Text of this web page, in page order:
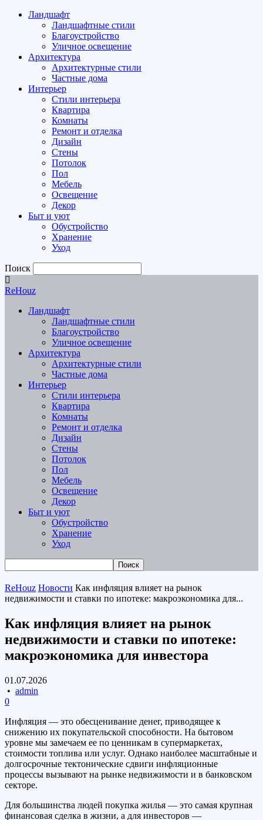
Ландшафт
Ландшафтные стили
Благоустройство
Уличное освещение
Архитектура
Архитектурные стили
Частные дома
Интерьер
Стили интерьера
Квартира
Комнаты
Ремонт и отделка
Дизайн
Стены
Потолок
Пол
Мебель
Освещение
Декор
Быт и уют
Обустройство
Хранение
Уход
Поиск
ReHouz
Ландшафт
Ландшафтные стили
Благоустройство
Уличное освещение
Архитектура
Архитектурные стили
Частные дома
Интерьер
Стили интерьера
Квартира
Комнаты
Ремонт и отделка
Дизайн
Стены
Потолок
Пол
Мебель
Освещение
Декор
Быт и уют
Обустройство
Хранение
Уход
ReHouz Новости Как инфляция влияет на рынок
недвижимости и ставки по ипотеке: макроэкономика для...
Как инфляция влияет на рынок
недвижимости и ставки по ипотеке:
макроэкономика для инвестора
01.07.2026
• admin
0
Инфляция — это обесценивание денег, приводящее к
снижению их покупательской способности. На бытовом
уровне мы замечаем ее по ценникам в супермаркетах,
стоимости топлива или услуг. Однако наиболее масштабные и
долгосрочные тектонические сдвиги инфляционные
процессы вызывают на рынке недвижимости и в банковском
секторе.
Для большинства людей покупка жилья — это самая крупная
финансовая сделка в жизни, а для инвесторов —